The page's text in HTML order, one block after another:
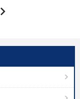
keyboard_arrow_right